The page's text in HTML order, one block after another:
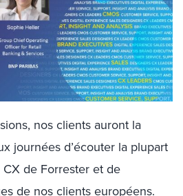
nos clients auront la
journées d’écouter la plupart
de Forrester et de
de nos clients européens.